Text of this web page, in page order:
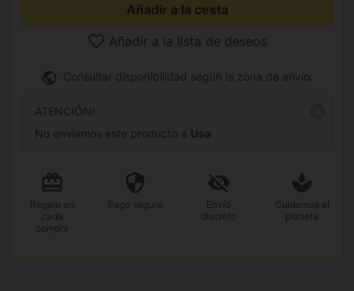
Añadir a la cesta
Añadir a la lista de deseos
Consultar disponibilidad según la zona de envío.
ATENCIÓN!
No enviamos este producto a Usa
Regalo en
cada
compra
Pago seguro
Envío
discreto
Cuidemos el
planeta